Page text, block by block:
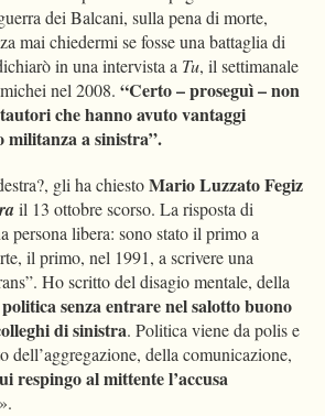
dei Balcani, sulla pena di morte,
mai chiedermi se fosse una battaglia di
in una intervista a Tu, il settimanale
nel 2008. “Certo – proseguì – non
che hanno avuto vantaggi
militanza a sinistra”.
gli ha chiestoMario Luzzato Fegiz
il 13 ottobre scorso. La risposta di
persona libera: sono stato il primo a
il primo, nel 1991, a scrivere una
Ho scritto del disagio mentale, della
senza entrare nel salotto buono
di sinistra. Politica viene da polis e
dell’aggregazione, della comunicazione,
respingo al mittente l’accusa
».